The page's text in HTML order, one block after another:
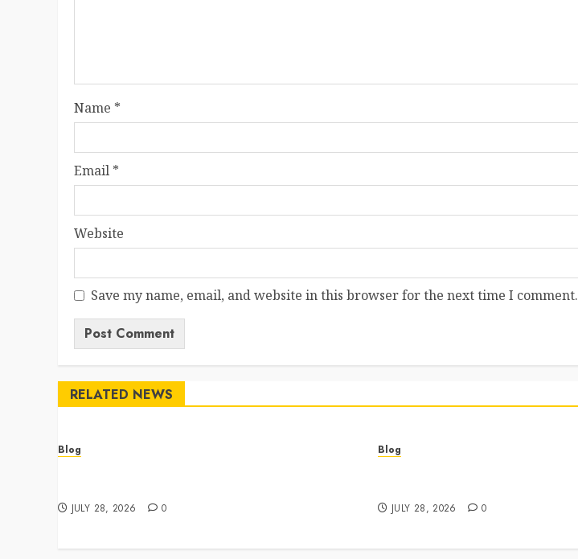
Name *
Email *
Website
Save my name, email, and website in this browser for the next time I comment.
RELATED NEWS
Blog
JULY 28, 2026 0
Blog
JULY 28, 2026 0